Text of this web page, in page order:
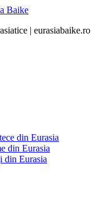
| eurasiabaike.ro
din Eurasia
din Eurasia
din Eurasia